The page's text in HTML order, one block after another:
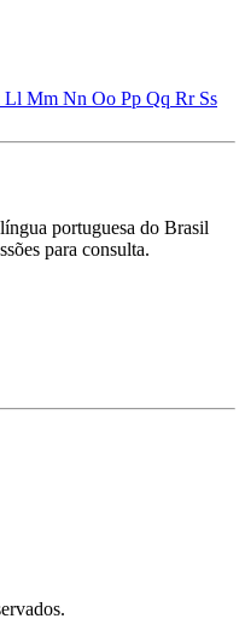
Ll Mm Nn Oo Pp Qq Rr Ss
portuguesa do Brasil
para consulta.